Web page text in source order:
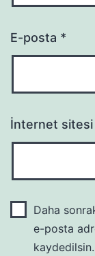
E-posta *
İnternet sitesi
Daha
e-posta
kaydedilsin.